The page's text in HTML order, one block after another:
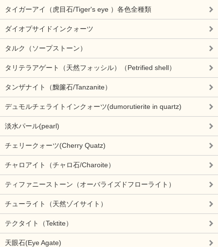
タイガーアイ（虎目石/Tiger's eye ）各色全種類
ダイオプサイドインクォーツ
タルク（ソープストーン）
タリテラアゲート（天然フォッシル）（Petrified shell）
タンザナイト（黝簾石/Tanzanite）
デュモルチェライトインクォーツ(dumorutierite in quartz)
淡水パール(pearl)
チェリークォーツ(Cherry Quatz)
チャロアイト（チャロ石/Charoite）
ティファニーストーン（オーバライズドフローライト）
チューライト（天然ゾイサイト）
テクタイト（Tektite）
天眼石(Eye Agate)